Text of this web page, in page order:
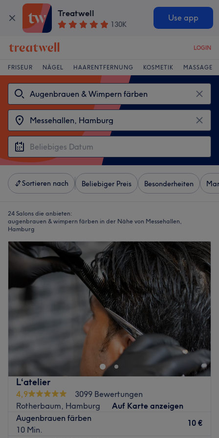
Treatwell
130K
Use app
LOGIN
FRISEUR NÄGEL HAARENTFERNUNG KOSMETIK MASSAGE
Sortieren nach Beliebiger Preis Besonderheiten
24 Salons die anbieten:
augenbrauen & wimpern färben in der Nähe von Messehallen,
Hamburg
L‘atelier
4,9
3099 Bewertungen
Rotherbaum, Hamburg
Auf Karte anzeigen
Augenbrauen färben
10 Min.
10 €